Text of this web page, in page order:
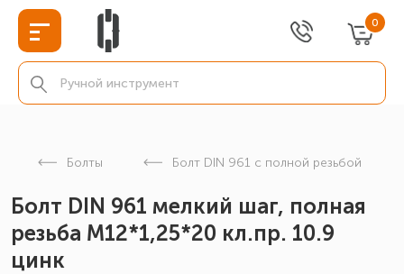
0
Болты Болт DIN 961 с полной резьбой
Болт DIN 961 мелкий шаг, полная
резьба М12*1,25*20 кл.пр. 10.9
цинк